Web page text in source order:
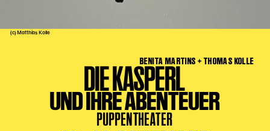
Next Generation
Dramaturgie + Stadt
Theaterwerkstätten
(c) Matthias Kolle
BENITA MARTINS + THOMAS KOLLE
DIE KASPERL
UND IHRE ABENTEUER
PUPPENTHEATER